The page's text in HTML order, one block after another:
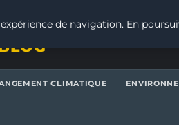
CLIMATIQUE
de navigation. En